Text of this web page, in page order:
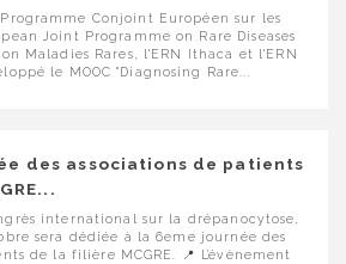
Conjoint Européen sur les
Joint Programme on Rare Diseases
Maladies Rares, l'ERN Ithaca et l'ERN
le MOOC "Diagnosing Rare...
des associations de patients
international sur la drépanocytose,
sera dédiée à la 6eme journée des
de la filière MCGRE. 📍 L’évènement